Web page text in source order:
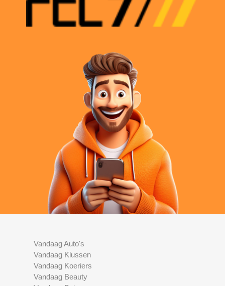
Vandaag Auto's
Vandaag Klussen
Vandaag Koeriers
Vandaag Beauty